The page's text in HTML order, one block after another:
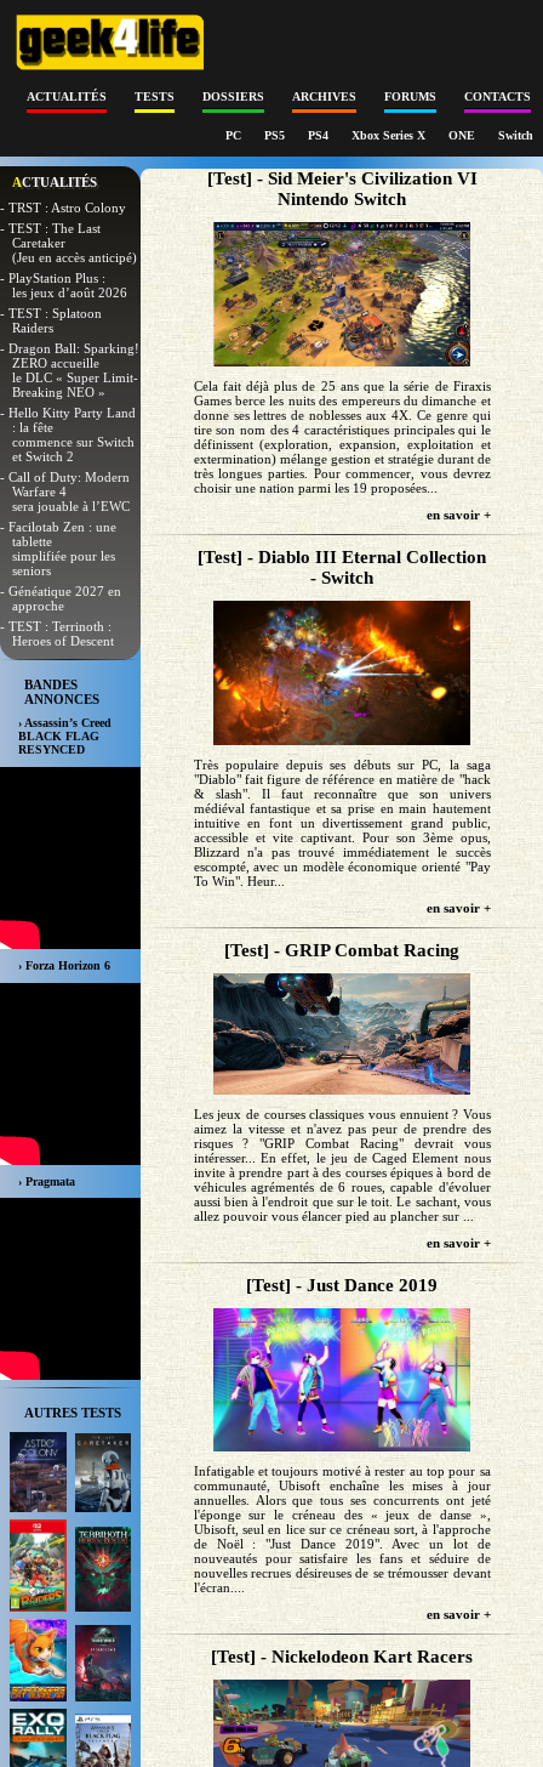
ACTUALITÉS TESTS DOSSIERS ARCHIVES FORUMS CONTACTS
PC PS5 PS4 Xbox Series X ONE Switch
ACTUALITÉS
- TRST : Astro Colony
- TEST : The Last
Caretaker
(Jeu en accès anticipé)
- PlayStation Plus :
les jeux d’août 2026
- TEST : Splatoon
Raiders
- Dragon Ball: Sparking!
ZERO accueille
le DLC « Super Limit-
Breaking NEO »
- Hello Kitty Party Land
: la fête
commence sur Switch
et Switch 2
- Call of Duty: Modern
Warfare 4
sera jouable à l’EWC
- Facilotab Zen : une
tablette
simplifiée pour les
seniors
- Généatique 2027 en
approche
- TEST : Terrinoth :
Heroes of Descent
BANDES
ANNONCES
› Assassin’s Creed
BLACK FLAG
RESYNCED
› Forza Horizon 6
› Pragmata
AUTRES TESTS
[Test] - Sid Meier's Civilization VI
Nintendo Switch
Cela fait déjà plus de 25 ans que la série de Firaxis
Games berce les nuits des empereurs du dimanche et
donne ses lettres de noblesses aux 4X. Ce genre qui
tire son nom des 4 caractéristiques principales qui le
définissent (exploration, expansion, exploitation et
extermination) mélange gestion et stratégie durant de
très longues parties. Pour commencer, vous devrez
choisir une nation parmi les 19 proposées...
en savoir +
[Test] - Diablo III Eternal Collection
- Switch
Très populaire depuis ses débuts sur PC, la saga
"Diablo" fait figure de référence en matière de "hack
& slash". Il faut reconnaître que son univers
médiéval fantastique et sa prise en main hautement
intuitive en font un divertissement grand public,
accessible et vite captivant. Pour son 3ème opus,
Blizzard n'a pas trouvé immédiatement le succès
escompté, avec un modèle économique orienté "Pay
To Win". Heur...
en savoir +
[Test] - GRIP Combat Racing
Les jeux de courses classiques vous ennuient ? Vous
aimez la vitesse et n'avez pas peur de prendre des
risques ? "GRIP Combat Racing" devrait vous
intéresser... En effet, le jeu de Caged Element nous
invite à prendre part à des courses épiques à bord de
véhicules agrémentés de 6 roues, capable d'évoluer
aussi bien à l'endroit que sur le toit. Le sachant, vous
allez pouvoir vous élancer pied au plancher sur ...
en savoir +
[Test] - Just Dance 2019
Infatigable et toujours motivé à rester au top pour sa
communauté, Ubisoft enchaîne les mises à jour
annuelles. Alors que tous ses concurrents ont jeté
l'éponge sur le créneau des « jeux de danse »,
Ubisoft, seul en lice sur ce créneau sort, à l'approche
de Noël : "Just Dance 2019". Avec un lot de
nouveautés pour satisfaire les fans et séduire de
nouvelles recrues désireuses de se trémousser devant
l'écran....
en savoir +
[Test] - Nickelodeon Kart Racers